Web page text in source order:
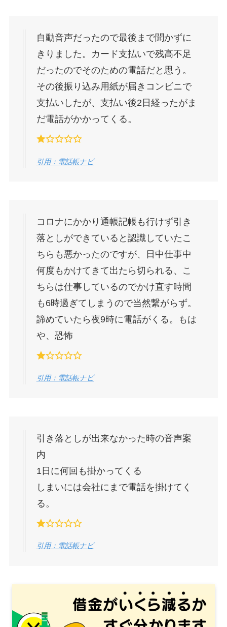
自動音声だったので最後まで聞かずに
きりました。カード支払いで残高不足
だったのでそのための電話だと思う。
その後振り込み用紙が届きコンビニで
支払いしたが、支払い後2日経ったがま
だ電話がかかってくる。
引用：電話帳ナビ
コロナにかかり通帳記帳も行けず引き
落としができていると認識していたこ
ちらも悪かったのですが、日中仕事中
何度もかけてきて出たら切られる、こ
ちらは仕事しているのでかけ直す時間
も6時過ぎてしまうので当然繋がらず。
諦めていたら夜9時に電話がくる。もは
や、恐怖
引用：電話帳ナビ
引き落としが出来なかった時の音声案
内
1日に何回も掛かってくる
しまいには会社にまで電話を掛けてく
る。
引用：電話帳ナビ